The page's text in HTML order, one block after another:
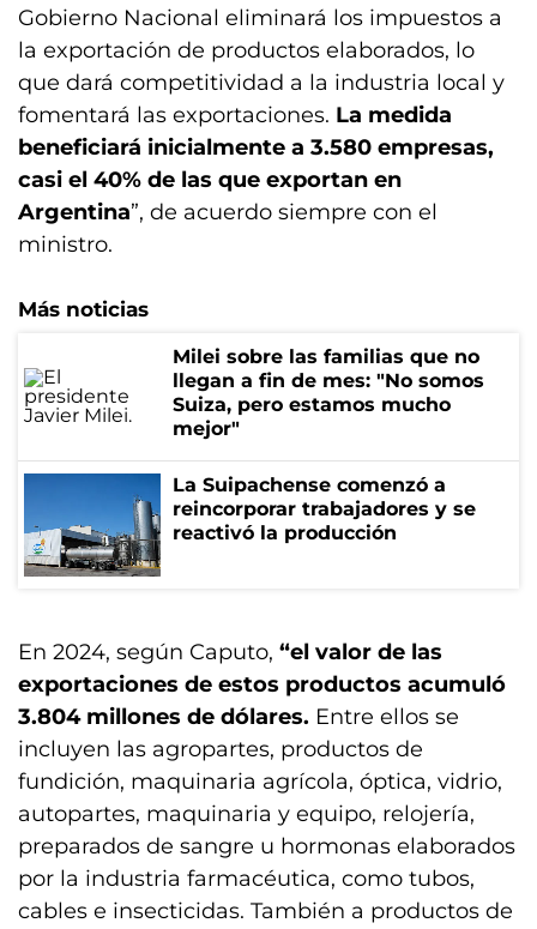
Gobierno Nacional eliminará los impuestos a
la exportación de productos elaborados, lo
que dará competitividad a la industria local y
fomentará las exportaciones. La medida
beneficiará inicialmente a 3.580 empresas,
casi el 40% de las que exportan en
Argentina”, de acuerdo siempre con el
ministro.
Más noticias
Milei sobre las familias que no
llegan a fin de mes: "No somos
Suiza, pero estamos mucho
mejor"
La Suipachense comenzó a
reincorporar trabajadores y se
reactivó la producción
En 2024, según Caputo, “el valor de las
exportaciones de estos productos acumuló
3.804 millones de dólares. Entre ellos se
incluyen las agropartes, productos de
fundición, maquinaria agrícola, óptica, vidrio,
autopartes, maquinaria y equipo, relojería,
preparados de sangre u hormonas elaborados
por la industria farmacéutica, como tubos,
cables e insecticidas. También a productos de